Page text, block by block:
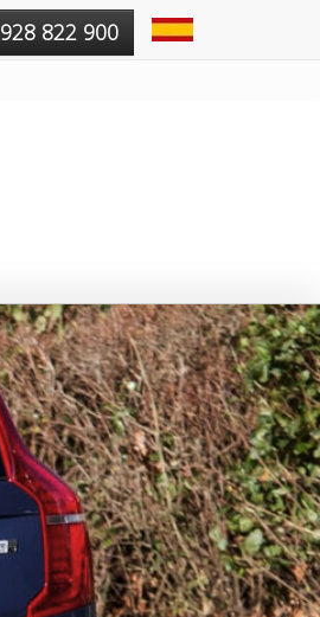
928 822 900